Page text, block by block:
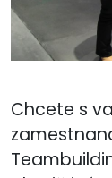
Chcete s